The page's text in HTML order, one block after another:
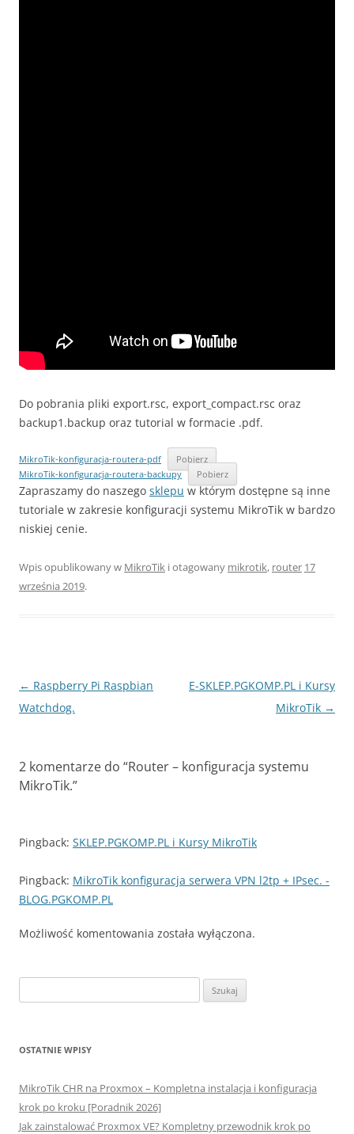
Do pobrania pliki export.rsc, export_compact.rsc oraz
backup1.backup oraz tutorial w formacie .pdf.
MikroTik-konfiguracja-routera-pdf
Pobierz
MikroTik-konfiguracja-routera-backupy
Pobierz
Zapraszamy do naszego sklepu w którym dostępne są inne
tutoriale w zakresie konfiguracji systemu MikroTik w bardzo
niskiej cenie.
Wpis opublikowany w MikroTik i otagowany mikrotik, router 17
września 2019.
Nawigacja
wpisu
← Raspberry Pi Raspbian
Watchdog.
E-SKLEP.PGKOMP.PL i Kursy
MikroTik →
2 komentarze do “Router – konfiguracja systemu
MikroTik.”
Pingback: SKLEP.PGKOMP.PL i Kursy MikroTik
Pingback: MikroTik konfiguracja serwera VPN l2tp + IPsec. -
BLOG.PGKOMP.PL
Możliwość komentowania została wyłączona.
OSTATNIE WPISY
MikroTik CHR na Proxmox – Kompletna instalacja i konfiguracja
krok po kroku [Poradnik 2026]
Jak zainstalować Proxmox VE? Kompletny przewodnik krok po